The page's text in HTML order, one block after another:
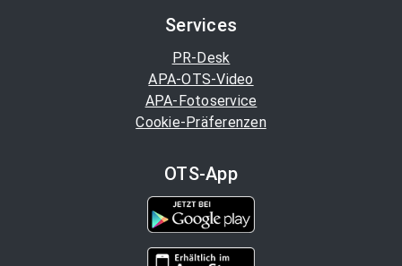
Services
PR-Desk
APA-OTS-Video
APA-Fotoservice
Cookie-Präferenzen
OTS-App